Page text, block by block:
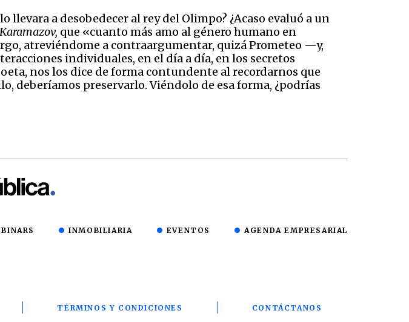
a desobedecer al rey del Olimpo? ¿Acaso evaluó a un
que «cuanto más amo al género humano en
atreviéndome a contraargumentar, quizá Prometeo —y,
individuales, en el día a día, en los secretos
nos los dice de forma contundente al recordarnos que
deberíamos preservarlo. Viéndolo de esa forma, ¿podrías
INMOBILIARIA EVENTOS AGENDA EMPRESARIAL
TÉRMINOS Y CONDICIONES CONTÁCTANOS